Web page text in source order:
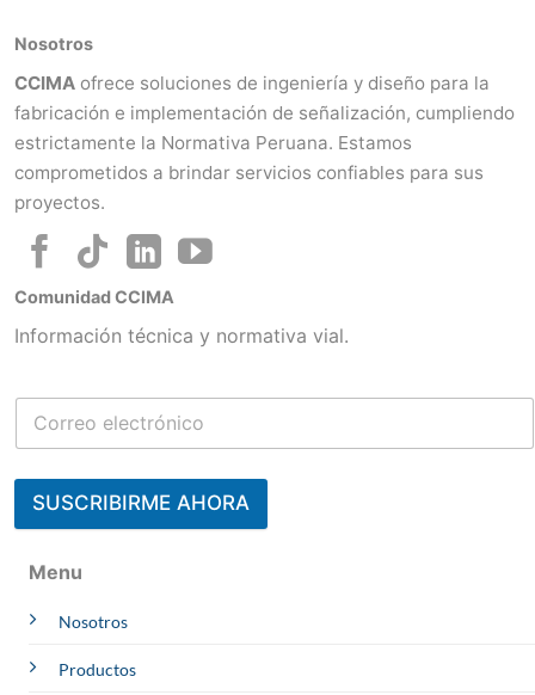
Nosotros
CCIMA ofrece soluciones de ingeniería y diseño para la
fabricación e implementación de señalización, cumpliendo
estrictamente la Normativa Peruana. Estamos
comprometidos a brindar servicios confiables para sus
proyectos.
Menu
Nosotros
Productos
Comunidad CCIMA
Información técnica y normativa vial.
SUSCRIBIRME AHORA